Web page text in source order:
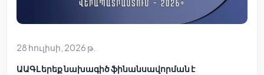
28 հուլիսի, 2026 թ.
ԱԱԳԼ երեք նախագիծ ֆինանսավորման է